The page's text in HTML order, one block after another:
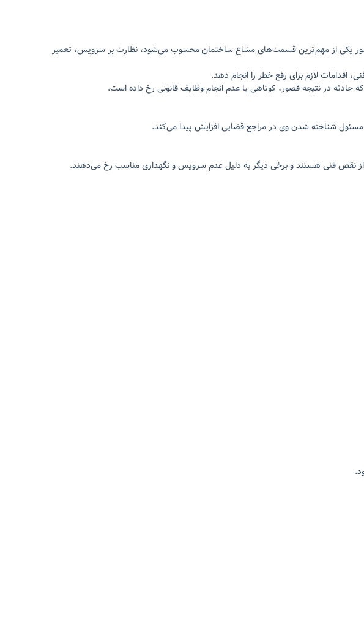
یکی از مهم‌ترین قسمت‌های مشاع ساختمان محسوب می‌شود، نظارت بر سرویس، تعمیر
لازم برای رفع خطر را انجام دهد.
در نتیجه قصور، کوتاهی یا عدم انجام وظایف قانونی رخ داده است.
مسئول شناخته شدن وی در مراجع قضایی افزایش پیدا می‌کند.
از نقص فنی هستند و برخی دیگر به دلیل عدم سرویس و نگهداری مناسب رخ می‌دهند.